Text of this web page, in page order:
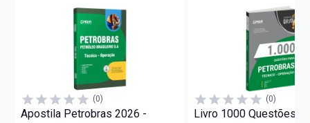
(0)
Apostila Petrobras 2026 -
(0)
Livro 1000 Questões